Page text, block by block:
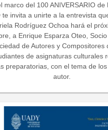
marco del 100 ANIVERSARIO de
te invita a unirte a la entrevista
Rodríguez Ochoa hará el
a Enrique Esparza Oteo,
de Autores y Compositores
de asignaturas culturales
preparatorias, con el tema de
autor.